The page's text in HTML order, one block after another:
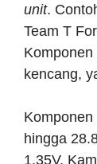
unit.
Team T
kencang,
hingga
1,35V.